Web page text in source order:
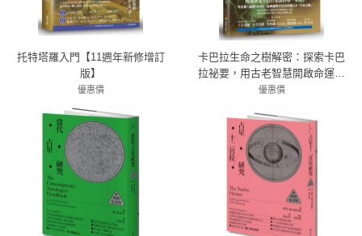
托特塔羅入門【11週年新修增訂
版】
優惠價
72折 446元
卡巴拉生命之樹解密：探索卡巴
拉祕要，用古老智慧開啟命運之
奧
優惠價